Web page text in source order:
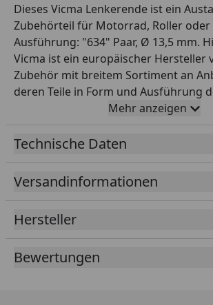
Dieses Vicma Lenkerende ist ein
Zubehörteil für Motorrad, Roller oder
Ausführung: "634" Paar, Ø 13,5 mm.
Vicma ist ein europäischer Hersteller
Zubehör mit breitem Sortiment an
deren Teile in Form und Ausführung
Originalteilen entsprechen. So
passenden Ersatz in bewährter
Gleiche vor dem Kauf Ausführung,
damit das Teil passt. Vicma steht für
Sortiment an Ersatz- und
europäischer Hersteller von
Zubehör und seit Jahrzehnten für
Anbauteile in bewährter Qualität
Mehr anzeigen
Technische Daten
Versandinformationen
Hersteller
Bewertungen